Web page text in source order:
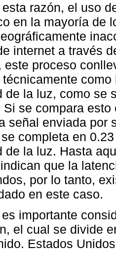
razón, el uso
en la mayoría de
internet a través
este proceso
de la luz, como se
Si se compara
señal enviada por
completa en
de la luz. Hasta
que la
por lo tanto,
en este caso.
importante
el cual se divide
Estados